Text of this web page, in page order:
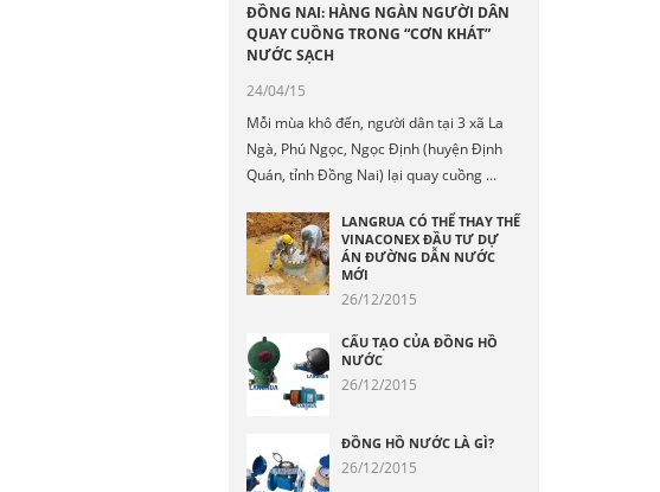
ĐỒNG NAI: HÀNG NGÀN NGƯỜI DÂN
QUAY CUỒNG TRONG “CƠN KHÁT”
NƯỚC SẠCH
24/04/15
Mỗi mùa khô đến, người dân tại 3 xã La
Ngà, Phú Ngọc, Ngọc Định (huyện Định
Quán, tỉnh Đồng Nai) lại quay cuồng ...
LANGRUA CÓ THỂ THAY THẾ
VINACONEX ĐẦU TƯ DỰ
ÁN ĐƯỜNG DẪN NƯỚC
MỚI
26/12/2015
CẤU TẠO CỦA ĐỒNG HỒ
NƯỚC
26/12/2015
ĐỒNG HỒ NƯỚC LÀ GÌ?
26/12/2015